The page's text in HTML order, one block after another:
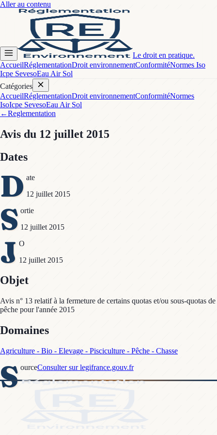
Aller au contenu
Le droit en pratique.
AccueilRéglementationDroit environnementConformitéNormes Iso
Icpe SevesoEau Air Sol
Catégories
AccueilRéglementationDroit environnementConformitéNormes
IsoIcpe SevesoEau Air Sol
←Reglementation
Avis du 12 juillet 2015
Dates
D ate
12 juillet 2015
S ortie
12 juillet 2015
J O
12 juillet 2015
Objet
Avis n° 13 relatif à la fermeture de certains quotas et/ou sous-quotas de
pêche pour l'année 2015
Domaines
Agriculture - Bio - Elevage - Pisciculture - Pêche - Chasse
S ourceConsulter sur legifrance.gouv.fr